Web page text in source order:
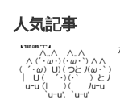
人気記事